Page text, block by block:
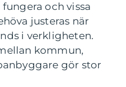
och vissa
justeras när
i verkligheten.
kommun,
gör stor